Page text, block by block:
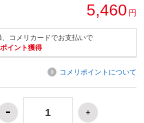
5,460 円
コメリカードでお支払いで
イント獲得
コメリポイントについて